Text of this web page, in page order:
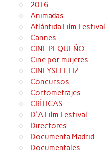
2016
Animadas
Atlántida Film Festival
Cannes
CINE PEQUEÑO
Cine por mujeres
CINEYSEFELIZ
Concursos
Cortometrajes
CRÍTICAS
D'A Film Festival
Directores
Documenta Madrid
Documentales